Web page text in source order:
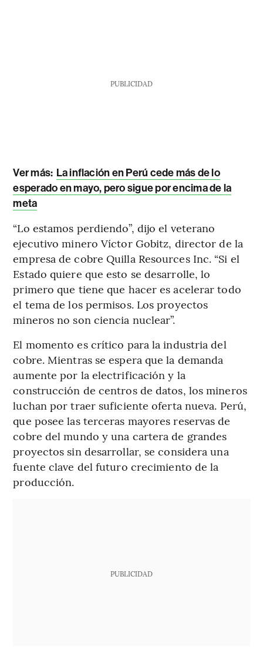
PUBLICIDAD
Ver más: La inflación en Perú cede más de lo
esperado en mayo, pero sigue por encima de la
meta
“Lo estamos perdiendo”, dijo el veterano
ejecutivo minero Víctor Gobitz, director de la
empresa de cobre Quilla Resources Inc. “Si el
Estado quiere que esto se desarrolle, lo
primero que tiene que hacer es acelerar todo
el tema de los permisos. Los proyectos
mineros no son ciencia nuclear”.
El momento es crítico para la industria del
cobre. Mientras se espera que la demanda
aumente por la electrificación y la
construcción de centros de datos, los mineros
luchan por traer suficiente oferta nueva. Perú,
que posee las terceras mayores reservas de
cobre del mundo y una cartera de grandes
proyectos sin desarrollar, se considera una
fuente clave del futuro crecimiento de la
producción.
PUBLICIDAD